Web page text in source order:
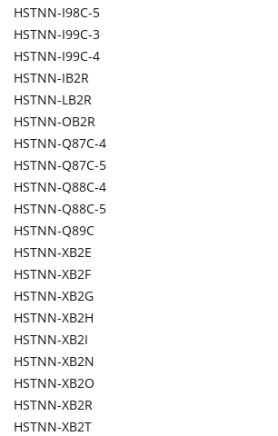
HSTNN-I98C-5
HSTNN-I99C-3
HSTNN-I99C-4
HSTNN-IB2R
HSTNN-LB2R
HSTNN-OB2R
HSTNN-Q87C-4
HSTNN-Q87C-5
HSTNN-Q88C-4
HSTNN-Q88C-5
HSTNN-Q89C
HSTNN-XB2E
HSTNN-XB2F
HSTNN-XB2G
HSTNN-XB2H
HSTNN-XB2I
HSTNN-XB2N
HSTNN-XB2O
HSTNN-XB2R
HSTNN-XB2T